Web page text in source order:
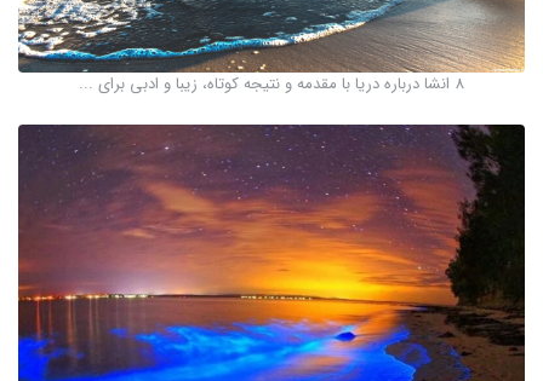
8 انشا درباره دریا با مقدمه و نتیجه کوتاه، زیبا و ادبی برای ...